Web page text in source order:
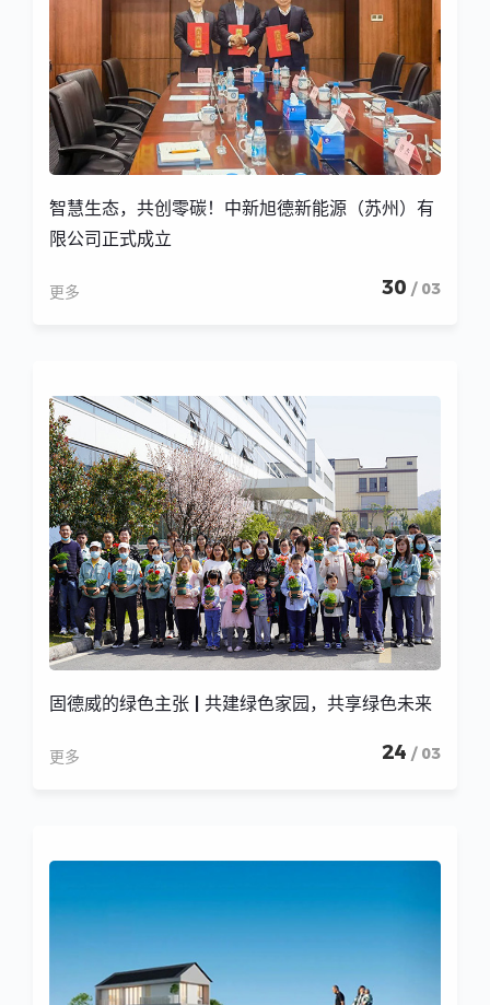
智慧生态，共创零碳！中新旭德新能源（苏州）有
限公司正式成立
更多 30 / 03
固德威的绿色主张 | 共建绿色家园，共享绿色未来
更多 24 / 03